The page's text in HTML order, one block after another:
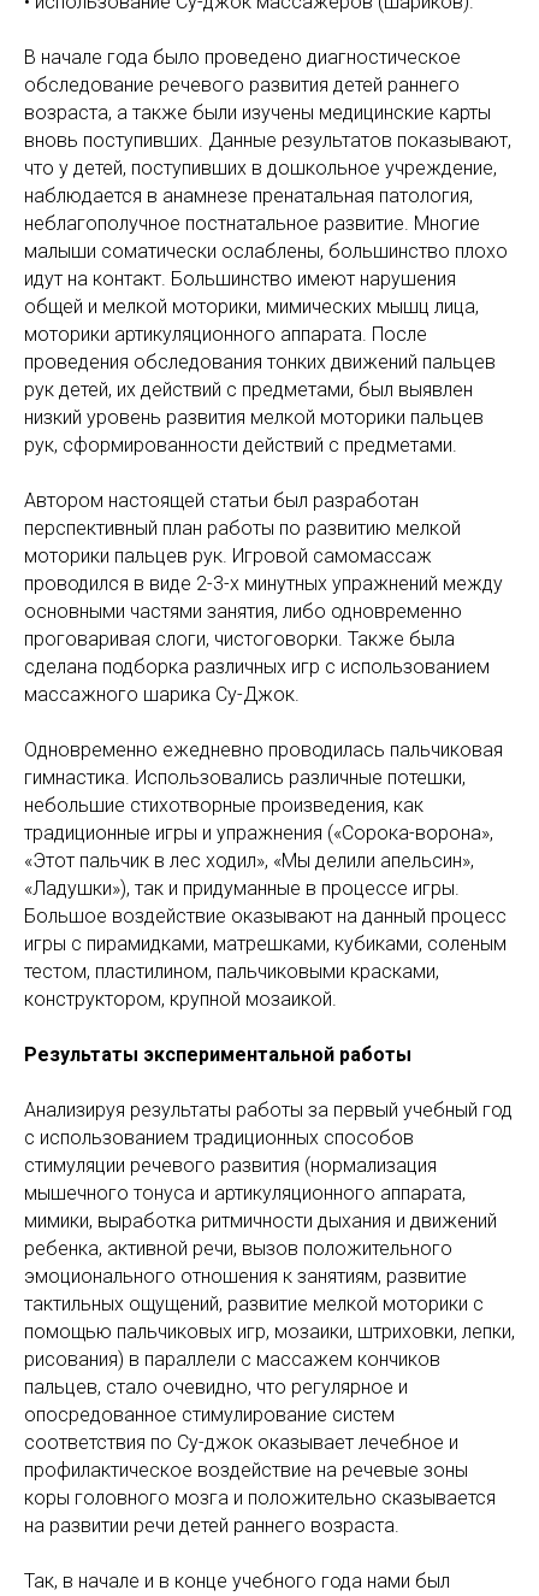
В начале года было проведено диагностическое
обследование речевого развития детей раннего
возраста, а также были изучены медицинские карты
вновь поступивших. Данные результатов показывают,
что у детей, поступивших в дошкольное учреждение,
наблюдается в анамнезе пренатальная патология,
неблагополучное постнатальное развитие. Многие
малыши соматически ослаблены, большинство плохо
идут на контакт. Большинство имеют нарушения
общей и мелкой моторики, мимических мышц лица,
моторики артикуляционного аппарата. После
проведения обследования тонких движений пальцев
рук детей, их действий с предметами, был выявлен
низкий уровень развития мелкой моторики пальцев
рук, сформированности действий с предметами.
Автором настоящей статьи был разработан
перспективный план работы по развитию мелкой
моторики пальцев рук. Игровой самомассаж
проводился в виде 2-3-х минутных упражнений между
основными частями занятия, либо одновременно
проговаривая слоги, чистоговорки. Также была
сделана подборка различных игр с использованием
массажного шарика Су-Джок.
Одновременно ежедневно проводилась пальчиковая
гимнастика. Использовались различные потешки,
небольшие стихотворные произведения, как
традиционные игры и упражнения («Сорока-ворона»,
«Этот пальчик в лес ходил», «Мы делили апельсин»,
«Ладушки»), так и придуманные в процессе игры.
Большое воздействие оказывают на данный процесс
игры с пирамидками, матрешками, кубиками, соленым
тестом, пластилином, пальчиковыми красками,
конструктором, крупной мозаикой.
Результаты экспериментальной работы
Анализируя результаты работы за первый учебный год
с использованием традиционных способов
стимуляции речевого развития (нормализация
мышечного тонуса и артикуляционного аппарата,
мимики, выработка ритмичности дыхания и движений
ребенка, активной речи, вызов положительного
эмоционального отношения к занятиям, развитие
тактильных ощущений, развитие мелкой моторики с
помощью пальчиковых игр, мозаики, штриховки, лепки,
рисования) в параллели с массажем кончиков
пальцев, стало очевидно, что регулярное и
опосредованное стимулирование систем
соответствия по Су-джок оказывает лечебное и
профилактическое воздействие на речевые зоны
коры головного мозга и положительно сказывается
на развитии речи детей раннего возраста.
Так, в начале и в конце учебного года нами был